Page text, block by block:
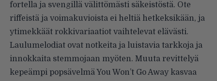
fortella ja svengillä välittömästi säkeistöstä. Ote
riffeistä ja voimakuvioista ei heltiä hetkeksikään, ja
ytimekkäät rokkivariaatiot vaihtelevat elävästi.
Laulumelodiat ovat notkeita ja luistavia tarkkoja ja
innokkaita stemmojaan myöten. Muuta revittelyä
kepeämpi popsävelmä You Won’t Go Away kasvaa